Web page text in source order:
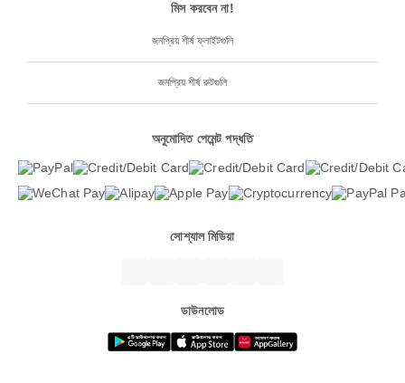
মিস করবেন না!
জনপ্রিয় শীর্ষ ফ্লাইটগুলি
জনপ্রিয় শীর্ষ রুটগুলি
অনুমোদিত পেমেন্ট পদ্ধতি
সোশ্যাল মিডিয়া
ডাউনলোড